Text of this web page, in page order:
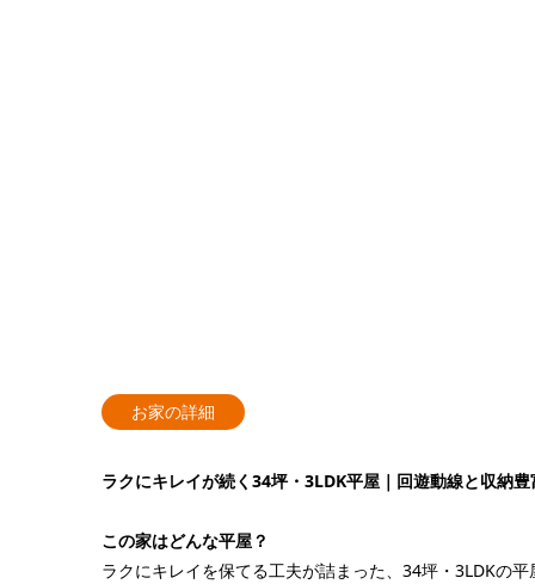
お家の詳細
ラクにキレイが続く34坪・3LDK平屋｜回遊動線と収納
この家はどんな平屋？
ラクにキレイを保てる工夫が詰まった、34坪・3LDKの平